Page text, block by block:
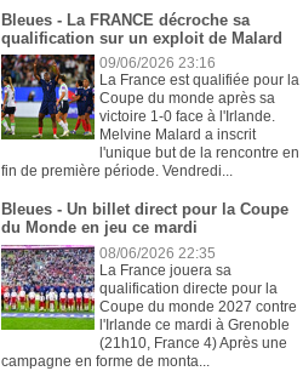
Bleues - La FRANCE décroche sa
qualification sur un exploit de Malard
09/06/2026 23:16
La France est qualifiée pour la
Coupe du monde après sa
victoire 1-0 face à l'Irlande.
Melvine Malard a inscrit
l'unique but de la rencontre en
fin de première période. Vendredi...
Bleues - Un billet direct pour la Coupe
du Monde en jeu ce mardi
08/06/2026 22:35
La France jouera sa
qualification directe pour la
Coupe du monde 2027 contre
l'Irlande ce mardi à Grenoble
(21h10, France 4) Après une
campagne en forme de monta...